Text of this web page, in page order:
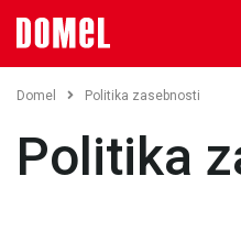
Domel Politika zasebnosti
Politika